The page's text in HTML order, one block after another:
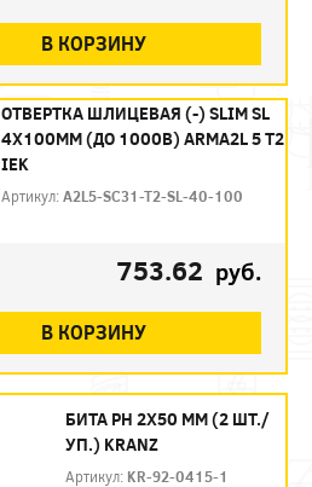
В КОРЗИНУ
ОТВЕРТКА ШЛИЦЕВАЯ (-) SLIM SL
4Х100ММ (ДО 1000В) ARMA2L 5 T2
IEK
Артикул:A2L5-SC31-T2-SL-40-100
753.62 руб.
В КОРЗИНУ
БИТА PH 2Х50 ММ (2 ШТ./
УП.) KRANZ
Артикул: KR-92-0415-1